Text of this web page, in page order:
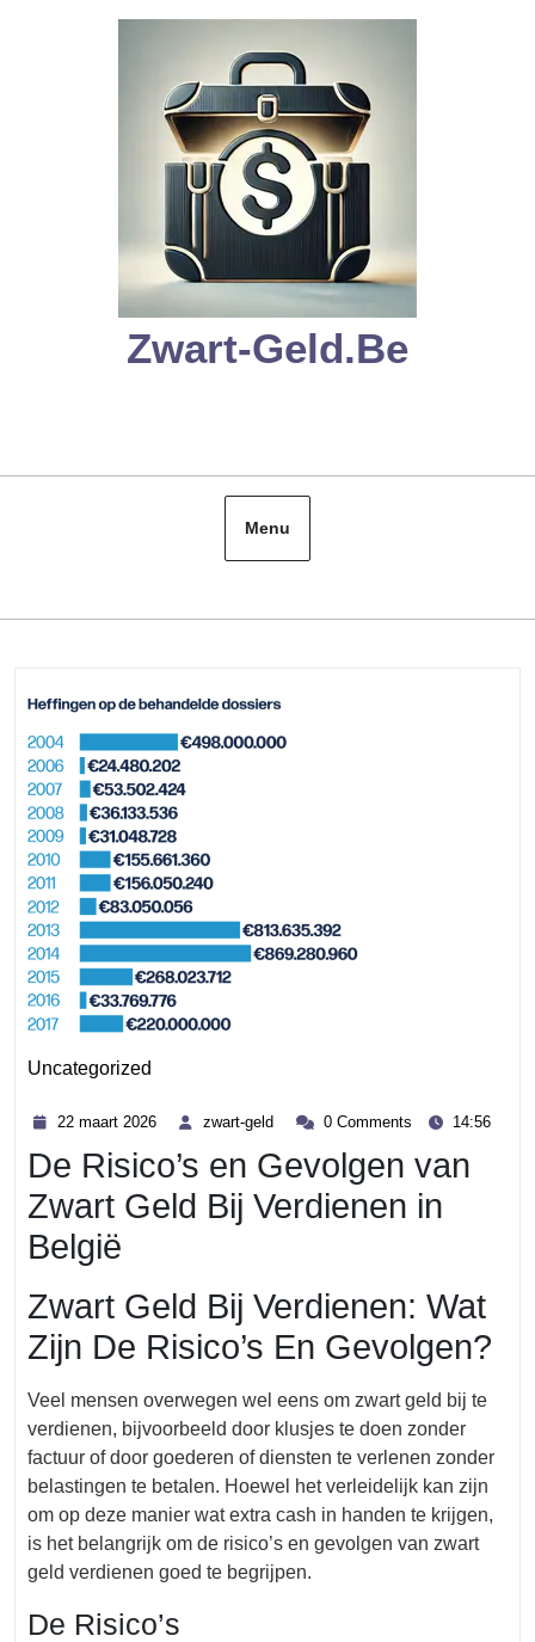
Zwart-Geld.be
Menu
Uncategorized
22 maart 2026
2026
zwart-geld
zwart- 0 Comments 14:56
De Risico’s en Gevolgen van
Zwart Geld Bij Verdienen in
België
Zwart Geld Bij Verdienen: Wat
Zijn De Risico’s En Gevolgen?
Veel mensen overwegen wel eens om zwart geld bij te
verdienen, bijvoorbeeld door klusjes te doen zonder
factuur of door goederen of diensten te verlenen zonder
belastingen te betalen. Hoewel het verleidelijk kan zijn
om op deze manier wat extra cash in handen te krijgen,
is het belangrijk om de risico’s en gevolgen van zwart
geld verdienen goed te begrijpen.
De Risico’s